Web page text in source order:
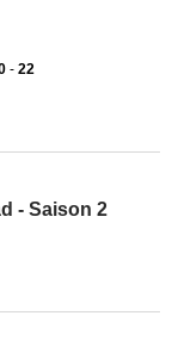
- 22
- Saison 2